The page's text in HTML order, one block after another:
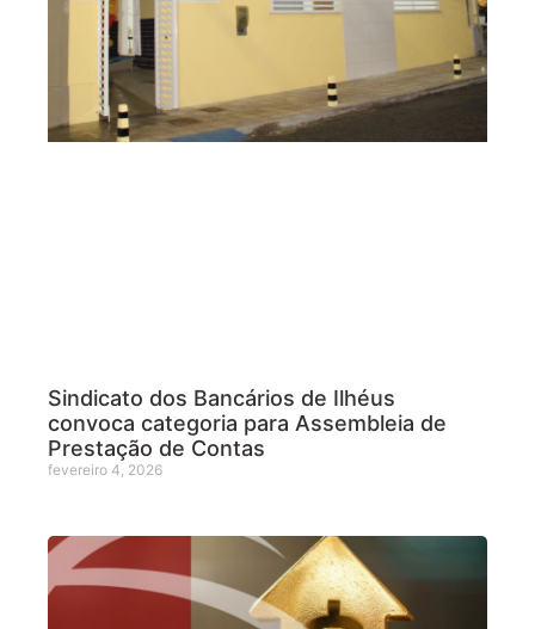
Sindicato dos Bancários de Ilhéus
convoca categoria para Assembleia de
Prestação de Contas
fevereiro 4, 2026